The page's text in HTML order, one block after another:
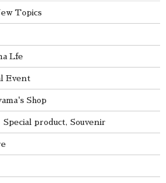
Topics
Lfe
Event
Shop
Special product, Souvenir